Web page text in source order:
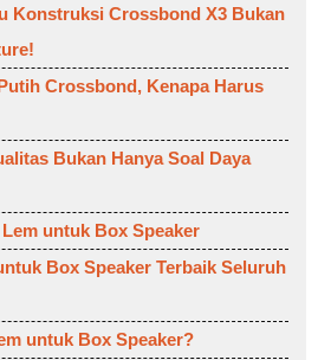
Konstruksi Crossbond X3 Bukan
Crossbond, Kenapa Harus
Bukan Hanya Soal Daya
untuk Box Speaker
Box Speaker Terbaik Seluruh
untuk Box Speaker?